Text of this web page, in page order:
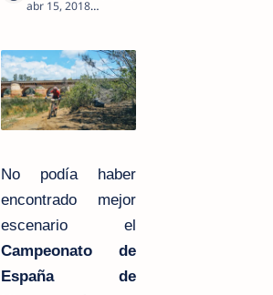
No podía haber
encontrado mejor
escenario el
Campeonato de
España de